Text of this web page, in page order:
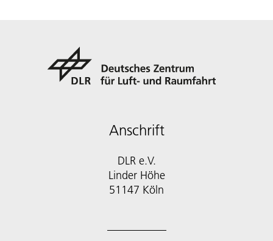
Anschrift
DLR e.V.
Linder Höhe
51147 Köln